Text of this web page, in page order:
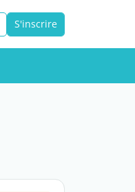
S'inscrire